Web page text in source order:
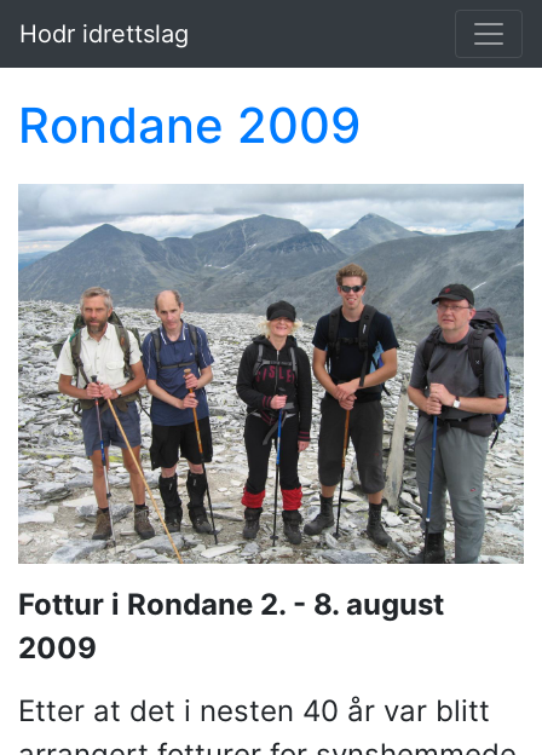
Hopp til hovedinnholdet
Hodr idrettslag
Rondane 2009
Fottur i Rondane 2. - 8. august
2009
Etter at det i nesten 40 år var blitt